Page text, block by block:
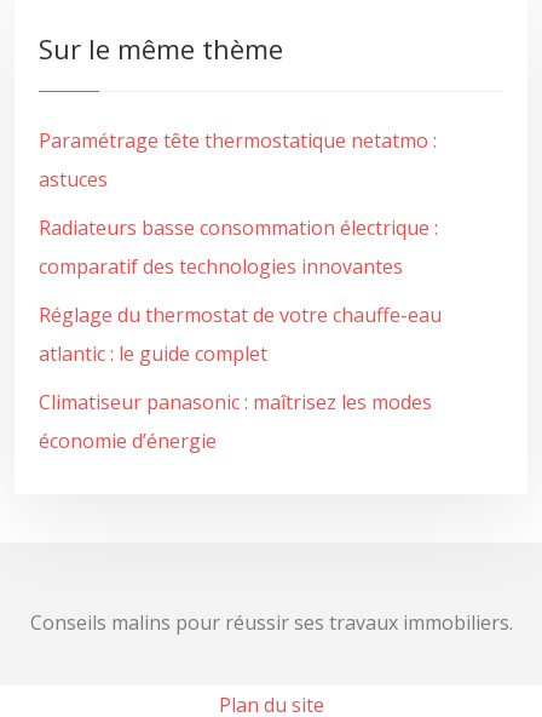
Sur le même thème
Paramétrage tête thermostatique netatmo :
astuces
Radiateurs basse consommation électrique :
comparatif des technologies innovantes
Réglage du thermostat de votre chauffe-eau
atlantic : le guide complet
Climatiseur panasonic : maîtrisez les modes
économie d’énergie
Conseils malins pour réussir ses travaux immobiliers.
Plan du site